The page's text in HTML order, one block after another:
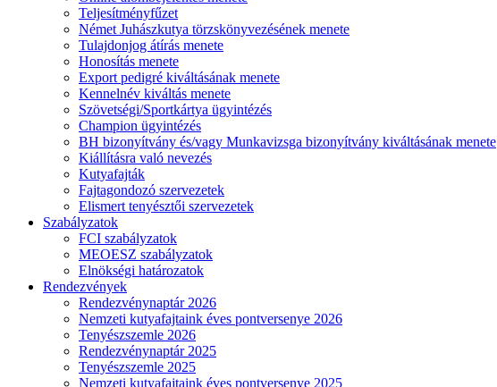
Teljesítményfűzet
Német Juhászkutya törzskönyvezésének menete
Tulajdonjog átírás menete
Honosítás menete
Export pedigré kiváltásának menete
Kennelnév kiváltás menete
Szövetségi/Sportkártya ügyintézés
Champion ügyintézés
BH bizonyítvány és/vagy Munkavizsga bizonyítvány kiváltásának menete
Kiállításra való nevezés
Kutyafajták
Fajtagondozó szervezetek
Elismert tenyésztői szervezetek
Szabályzatok
FCI szabályzatok
MEOESZ szabályzatok
Elnökségi határozatok
Rendezvények
Rendezvénynaptár 2026
Nemzeti kutyafajtaink éves pontversenye 2026
Tenyészszemle 2026
Rendezvénynaptár 2025
Tenyészszemle 2025
Nemzeti kutyafajtaink éves pontversenye 2025